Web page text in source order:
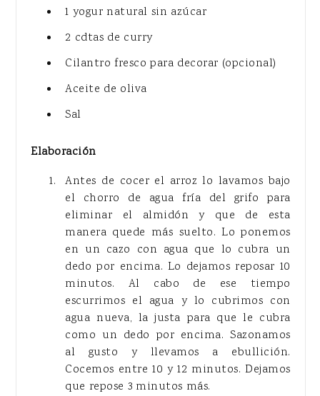
1 yogur natural sin azúcar
2 cdtas de curry
Cilantro fresco para decorar (opcional)
Aceite de oliva
Sal
Elaboración
Antes de cocer el arroz lo lavamos bajo
el chorro de agua fría del grifo para
eliminar el almidón y que de esta
manera quede más suelto. Lo ponemos
en un cazo con agua que lo cubra un
dedo por encima. Lo dejamos reposar 10
minutos. Al cabo de ese tiempo
escurrimos el agua y lo cubrimos con
agua nueva, la justa para que le cubra
como un dedo por encima. Sazonamos
al gusto y llevamos a ebullición.
Cocemos entre 10 y 12 minutos. Dejamos
que repose 3 minutos más.